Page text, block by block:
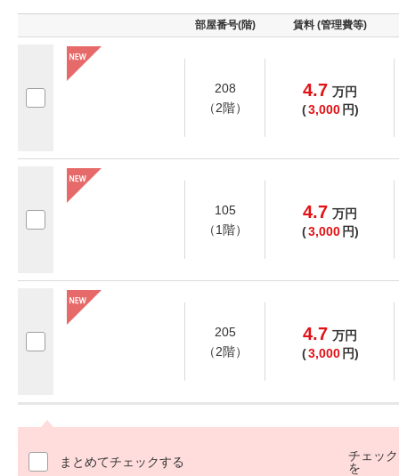
部屋番号(階) 賃料 (管理費等)
208
（2階）
4.7 万円
(3,000 円)
105
（1階）
4.7 万円
(3,000 円)
205
（2階）
4.7 万円
(3,000 円)
まとめてチェックする
チェッ
を